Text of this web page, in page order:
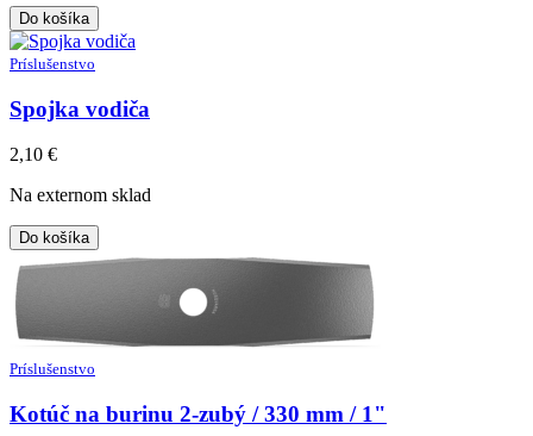
Do košíka
Príslušenstvo
Spojka vodiča
2,10 €
Na externom sklad
Do košíka
Príslušenstvo
Kotúč na burinu 2-zubý / 330 mm / 1"